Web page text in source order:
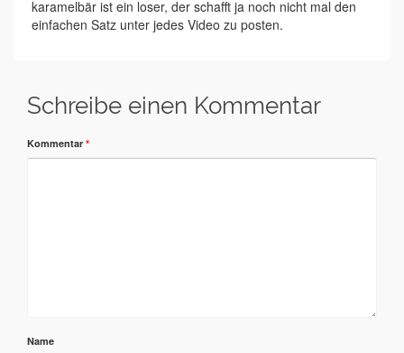
karamelbär ist ein loser, der schafft ja noch nicht mal den
einfachen Satz unter jedes Video zu posten.
Schreibe einen Kommentar
Kommentar *
Name